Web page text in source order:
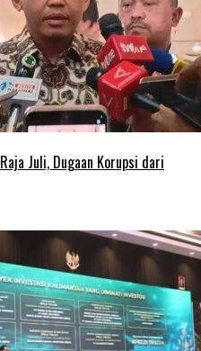
Juli, Dugaan Korupsi dari